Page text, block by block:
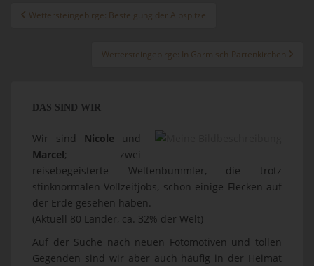
Beitragsnavigation
Wettersteingebirge: Besteigung der Alpspitze
Wettersteingebirge: In Garmisch-Partenkirchen
DAS SIND WIR
Wir sind Nicole und
Marcel; zwei
reisebegeisterte Weltenbummler, die trotz
stinknormalen Vollzeitjobs, schon einige Flecken auf
der Erde gesehen haben.
(Aktuell 80 Länder, ca. 32% der Welt)
Auf der Suche nach neuen Fotomotiven und tollen
Gegenden sind wir aber auch häufig in der Heimat